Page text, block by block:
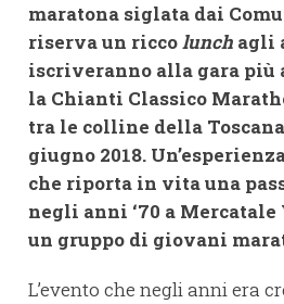
maratona siglata dai
riserva un riccolunch agli
iscriveranno alla gara più
la Chianti Classico
tra le colline della
giugno 2018.
che riporta in vita una
negli anni ‘70 a Mercatale
un gruppo di giovani
L’evento che negli anni era